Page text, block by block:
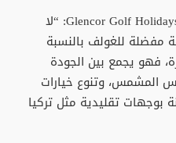
وقالت “كوري رينتون”، مديرةGlencor Golf Holidays: “لا
مفضلة للغولف بالنسبة
فهو يجمع بين الجودة
المشمس، وتنوع خيارات
بوجهات تقليدية مثل تركيا